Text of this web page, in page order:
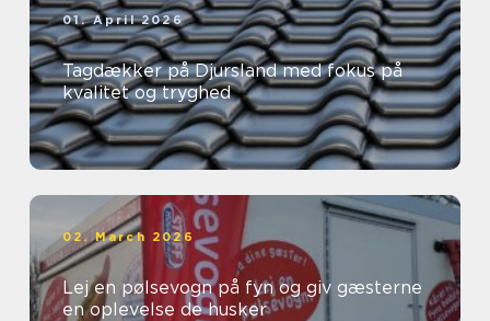
01. April 2026
Tagdækker på Djursland med fokus på
kvalitet og tryghed
02. March 2026
Lej en pølsevogn på fyn og giv gæsterne
en oplevelse de husker